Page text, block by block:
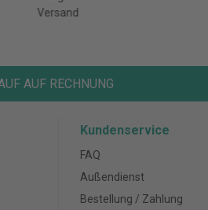
Versand
AUF RECHNUNG
Kundenservice
FAQ
Außendienst
Bestellung / Zahlung